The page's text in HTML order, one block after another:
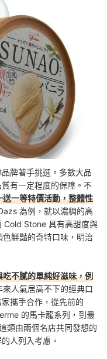
牌著手挑選。多數大品
有一定程度的保障。不
一等特價活動，整體性
為例，就以濃稠的高
Cold Stone 具有高甜度與
鮮豔的奇特口味，明治
不膩的單純好滋味，例
來人氣居高不下的經典口
攜手合作，從先前的
的馬卡龍系列，到最
類由兩個名店共同發想的
人列入考慮。